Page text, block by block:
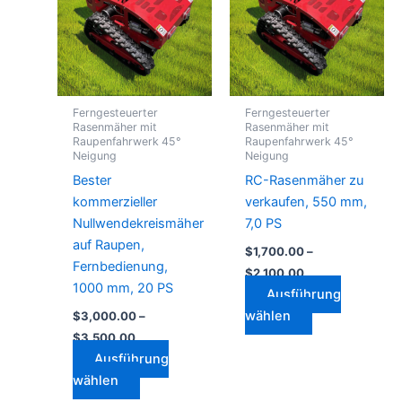
Ferngesteuerter
Rasenmäher mit
Raupenfahrwerk 45°
Neigung
Bester
kommerzieller
Nullwendekreismäher
auf Raupen,
Fernbedienung,
1000 mm, 20 PS
$3,000.00 –
$3,500.00
Ausführung
wählen
mehrere
Varianten
auf.
Die
können
auf
gewählt
werden
Ferngesteuerter
Rasenmäher mit
Raupenfahrwerk 45°
Neigung
RC-Rasenmäher zu
verkaufen, 550 mm,
7,0 PS
$1,700.00 –
$2,100.00
Ausführung
wählen
mehrere
Varianten
auf.
Die
können
auf
Produktseite
gewählt